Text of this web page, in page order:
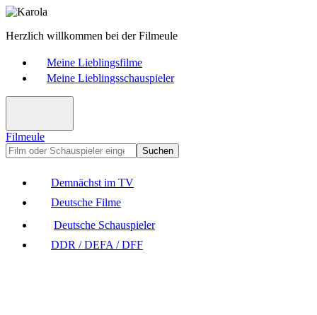
Herzlich willkommen bei der Filmeule
Meine Lieblingsfilme
Meine Lieblingsschauspieler
Filmeule
Suchen
Demnächst im TV
Deutsche Filme
Deutsche Schauspieler
DDR / DEFA / DFF